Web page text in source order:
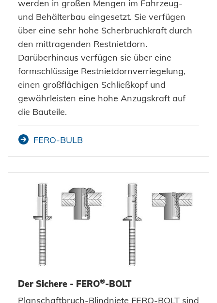
werden in großen Mengen im Fahrzeug-
und Behälterbau eingesetzt. Sie verfügen
über eine sehr hohe Scherbruchkraft durch
den mittragenden Restnietdorn.
Darüberhinaus verfügen sie über eine
formschlüssige Restnietdornverriegelung,
einen großflächigen Schließkopf und
gewährleisten eine hohe Anzugskraft auf
die Bauteile.
FERO-BULB
Der Sichere - FERO®-BOLT
Planschaftbruch-Blindniete FERO-BOLT sind